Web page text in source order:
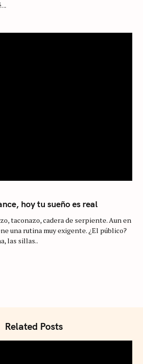
..
hoy tu sueño es real
taconazo, cadera de serpiente. Aun en
una rutina muy exigente. ¿El público?
las sillas..
Related Posts